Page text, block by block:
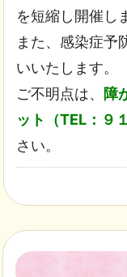
を短縮し開催し
また、感染症予
いいたします。
ご不明点は、 障
ット（TEL：９
さい。